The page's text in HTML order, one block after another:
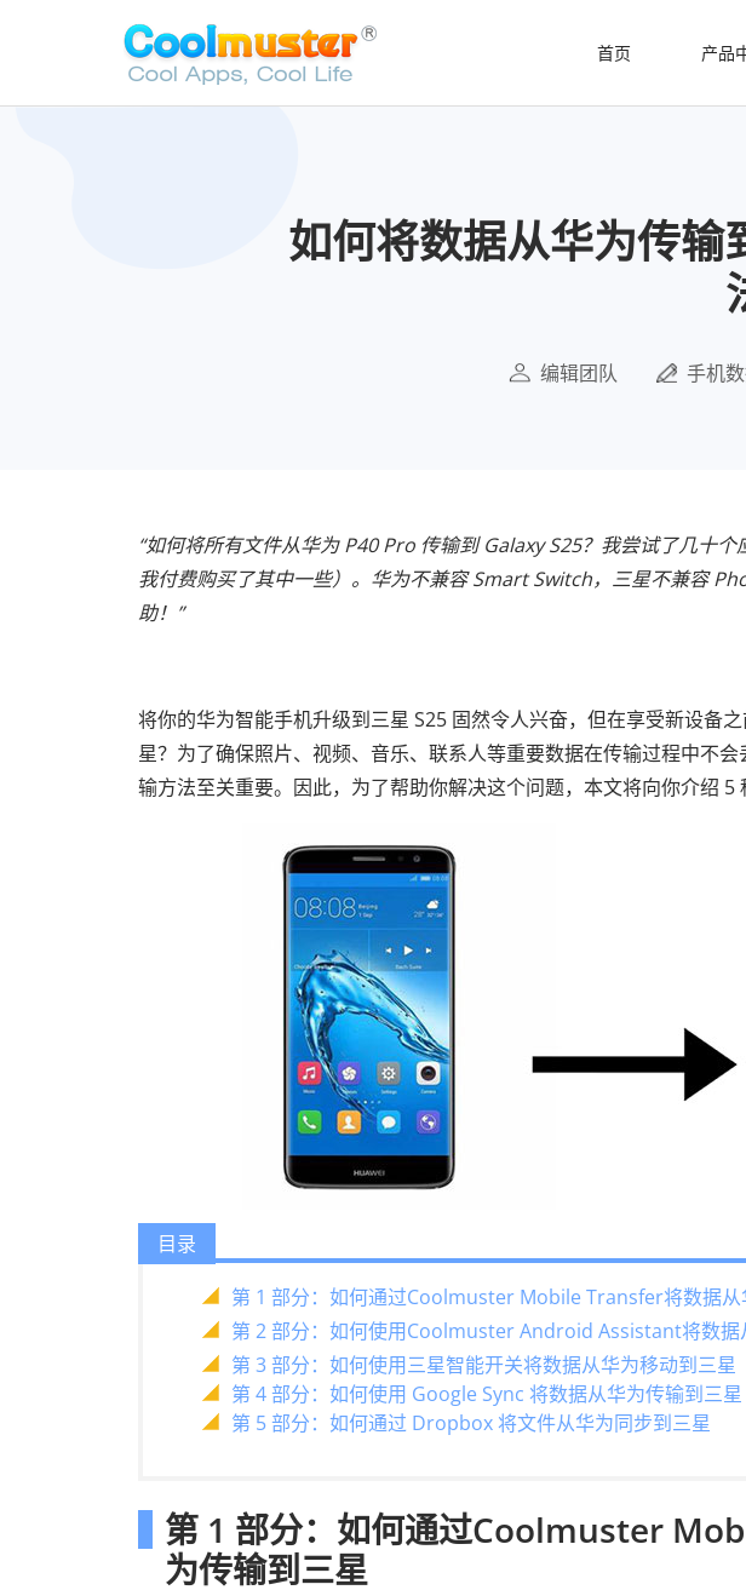
首页 产品
如何将数据从华为传输
编辑团队 手机
“如何将所有文件从华为 P40 Pro 传输到 Galaxy S25？我尝试了几十
我付费购买了其中一些）。华为不兼容 Smart Switch，三星不兼容
助！”
将你的华为智能手机升级到三星 S25 固然令人兴奋，但在享受新设备
星？为了确保照片、视频、音乐、联系人等重要数据在传输过程中不
输方法至关重要。因此，为了帮助你解决这个问题，本文将向你介绍 5
目录
第 1 部分：如何通过Coolmuster Mobile Transfer将数据从
第 2 部分：如何使用Coolmuster Android Assistant将数据
第 3 部分：如何使用三星智能开关将数据从华为移动到三星
第 4 部分：如何使用 Google Sync 将数据从华为传输到三星
第 5 部分：如何通过 Dropbox 将文件从华为同步到三星
第 1 部分：如何通过Coolmuster
为传输到三星